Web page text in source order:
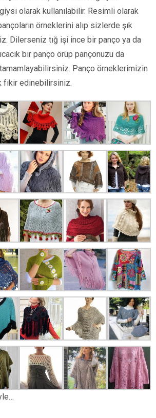
olarak kullanılabilir. Resimli olarak
örneklerini alıp sizlerde şık
Dilerseniz tığ işi ince bir panço ya da
bir panço örüp pançonuzu da
Panço örneklerimizin
fikir edinebilirsiniz.